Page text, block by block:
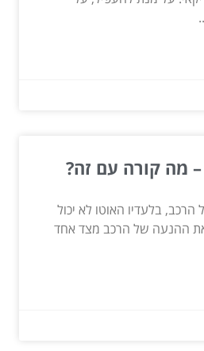
מה קורה עם זה?
בלעדיו האוטו לא יכול
ההנעה של הרכב מצד אחד